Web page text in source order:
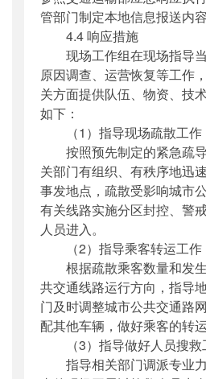
管部门制定本地信息报送内
4.4 响应措施
现场工作组在现场指导当
原因调查、运营恢复等工作
关方面提供队伍、物资、技
如下：
（1）指导现场疏散工作
按照预先制定的紧急疏导
关部门有组织、有秩序地迅
事发地点，疏散受影响城市
有关线路实施分区封控、警
人员进入。
（2）指导乘客转运工作
根据疏散乘客数量和发生
共交通线路运行方向，指导
门及时调整城市公共交通路
配其他车辆，做好乘客的转运
（3）指导做好人员搜救
指导相关部门调派专业